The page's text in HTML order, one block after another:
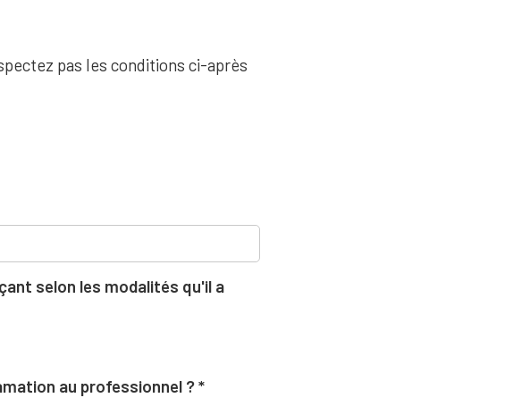
pas les conditions ci-après
selon les modalités qu'il a
au professionnel ?